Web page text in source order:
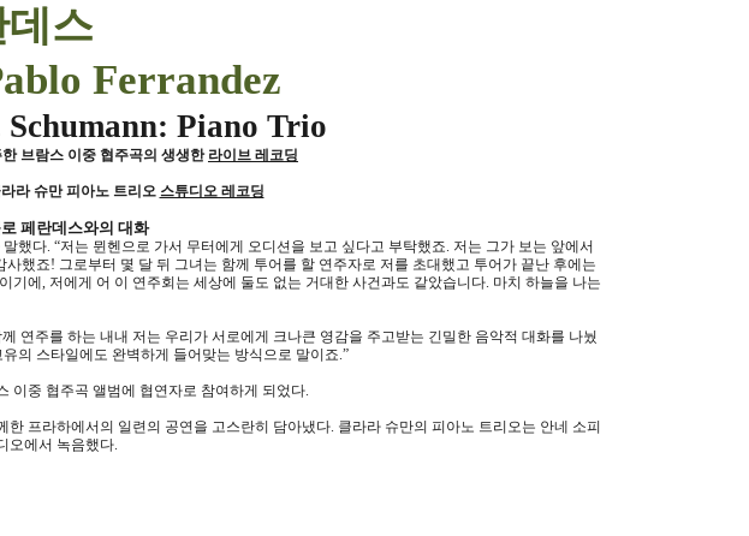
스
Ferrandez
Piano Trio
브람스 이중 협주곡의 생생한 라이브 레코딩
라 슈만 피아노 트리오 스튜디오 레코딩
페란데스와의 대화
말했다. “저는 뮌헨으로 가서 무터에게 오디션을 보고 싶다고 부탁했죠. 저는 그가 보는 앞에서
사했죠! 그로부터 몇 달 뒤 그녀는 함께 투어를 할 연주자로 저를 초대했고 투어가 끝난 후에는
기에, 저에게 어 이 연주회는 세상에 둘도 없는 거대한 사건과도 같았습니다. 마치 하늘을 나는
께 연주를 하는 내내 저는 우리가 서로에게 크나큰 영감을 주고받는 긴밀한 음악적 대화를 나눴
의 스타일에도 완벽하게 들어맞는 방식으로 말이죠.”
이중 협주곡 앨범에 협연자로 참여하게 되었다.
프라하에서의 일련의 공연을 고스란히 담아냈다. 클라라 슈만의 피아노 트리오는 안네 소피
오에서 녹음했다.